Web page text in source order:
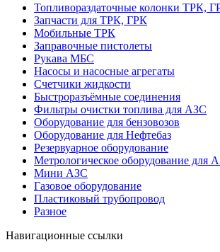
Топливораздаточные колонки ТРК,
Запчасти для ТРК, ГРК
Мобильные ТРК
Заправочные пистолеты
Рукава МБС
Насосы и насосные агрегаты
Счетчики жидкости
Быстроразъёмные соединения
Фильтры очистки топлива для АЗС
Оборудование для бензовозов
Оборудование для Нефтебаз
Резервуарное оборудование
Метрологическое оборудование для
Мини АЗС
Газовое оборудование
Пластиковый трубопровод
Разное
Навигационные ссылки